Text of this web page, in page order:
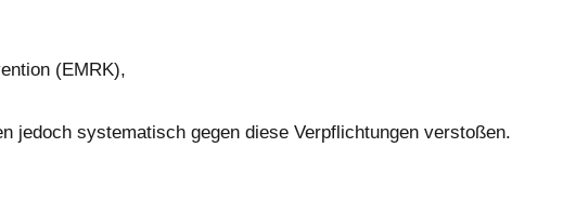
(EMRK),
jedoch systematisch gegen diese Verpflichtungen verstoßen.